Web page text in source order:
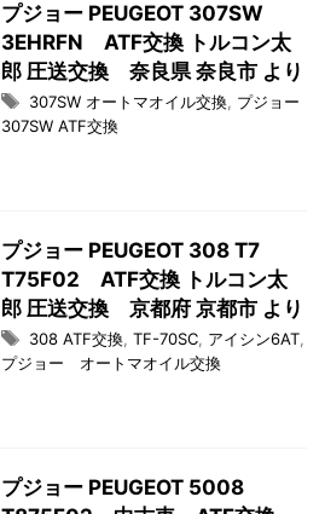
プジョー PEUGEOT 307SW
3EHRFN ATF交換 トルコン太
郎 圧送交換 奈良県 奈良市 より
307SW オートマオイル交換 プジョー
307SW ATF交換
プジョー PEUGEOT 308 T7
T75F02 ATF交換 トルコン太
郎 圧送交換 京都府 京都市 より
308 ATF交換 TF-70SC アイシン6AT
プジョー オートマオイル交換
プジョー PEUGEOT 5008